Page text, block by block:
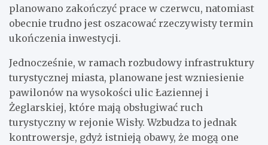
planowano zakończyć prace w czerwcu, natomiast
obecnie trudno jest oszacować rzeczywisty termin
ukończenia inwestycji.
Jednocześnie, w ramach rozbudowy infrastruktury
turystycznej miasta, planowane jest wzniesienie
pawilonów na wysokości ulic Łaziennej i
Żeglarskiej, które mają obsługiwać ruch
turystyczny w rejonie Wisły. Wzbudza to jednak
kontrowersje, gdyż istnieją obawy, że mogą one